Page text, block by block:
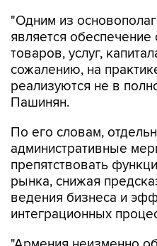
"Одним из
является
товаров, услуг,
сожалению, на
реализуются не в
Пашинян.
По его словам,
административные
препятствовать
рынка, снижая
ведения бизнеса и
интеграционных